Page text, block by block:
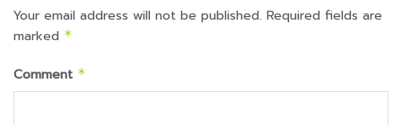
Your email address will not be published. Required fields are
marked *
Comment *